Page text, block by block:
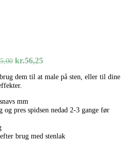
Den
pris
var:
kr.56,25Den
pris
dem til at male på sten, eller til dine
mm
pres spidsen nedad 2-3 gange før
brug med stenlak